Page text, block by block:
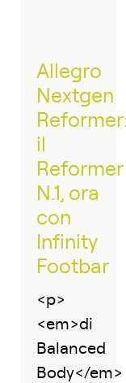
Allegro
Nextgen
Reformer:
il
Reformer
N.1, ora
con
Infinity
Footbar
<p>
<em>di
Balanced
Body</em>